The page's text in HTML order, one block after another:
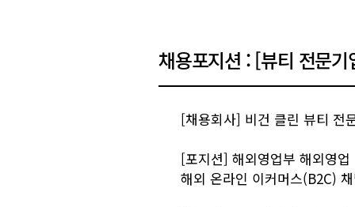
채용포지션 : [뷰티 전문
[채용회사] 비건 클린 뷰티 전
[포지션] 해외영업부 해외영
해외 온라인 이커머스(B2C)